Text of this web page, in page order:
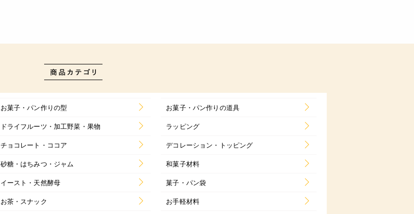
お菓子・パン作りの型
お菓子・パン作りの道具
ドライフルーツ・加工野菜・果物
ラッピング
チョコレート・ココア
デコレーション・トッピング
砂糖・はちみつ・ジャム
和菓子材料
イースト・天然酵母
菓子・パン袋
お茶・スナック
お手軽材料